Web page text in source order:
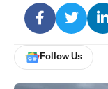
Follow Us